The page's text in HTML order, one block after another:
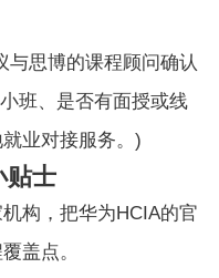
与思博的课程顾问确认
班、是否有面授或线
业对接服务。)
贴士
构，把华为HCIA的官
盖点。